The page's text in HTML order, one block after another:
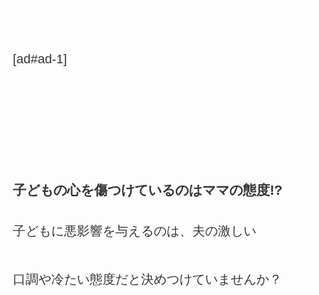
[ad#ad-1]
子どもの心を傷つけているのはママの態度!?
子どもに悪影響を与えるのは、夫の激しい
口調や冷たい態度だと決めつけていませんか？